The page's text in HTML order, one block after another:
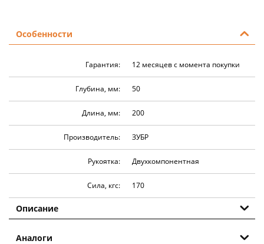
Особенности
Гарантия: 12 месяцев с момента покупки
Глубина, мм: 50
Длина, мм: 200
Производитель: ЗУБР
Рукоятка: Двухкомпонентная
Сила, кгс: 170
Описание
Аналоги